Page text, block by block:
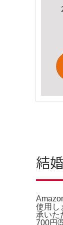
結
使用し
承い
700円